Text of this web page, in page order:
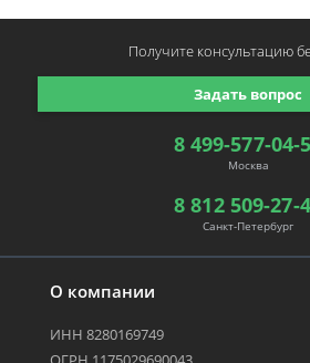
О компании
ИНН 8280169749
8 499-577-04-
Москва
8 812 509-27-
Санкт-Петербург
Задать вопрос
Получите консультацию